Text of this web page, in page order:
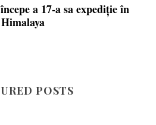
a 17-a sa expediţie în
Himalaya
POSTS